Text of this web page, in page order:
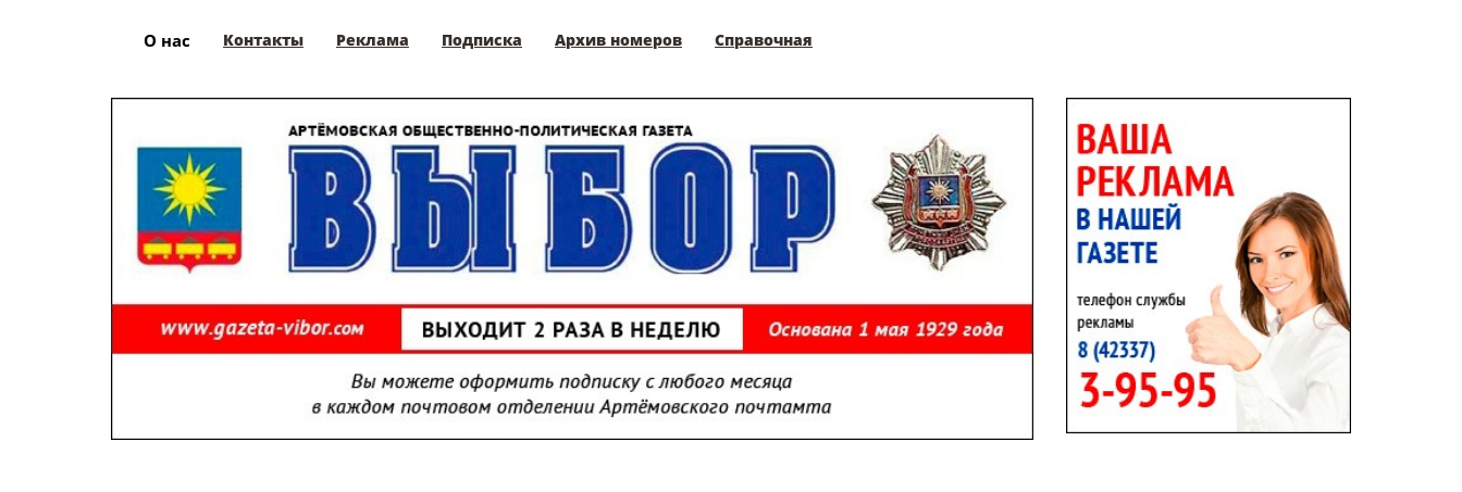
О нас Контакты Реклама Подписка Архив номеров Справочная